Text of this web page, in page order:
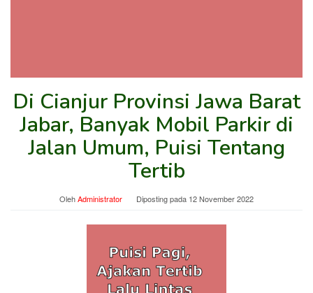
Di Cianjur Provinsi Jawa Barat
Jabar, Banyak Mobil Parkir di
Jalan Umum, Puisi Tentang
Tertib
OlehAdministrator Diposting pada 12 November 2022